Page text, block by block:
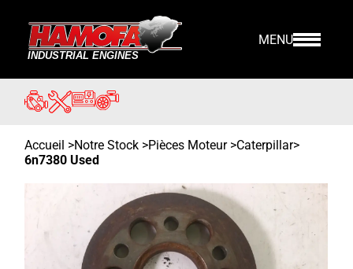
MENU
Accueil >Notre Stock >Pièces Moteur >Caterpillar>
6n7380 Used